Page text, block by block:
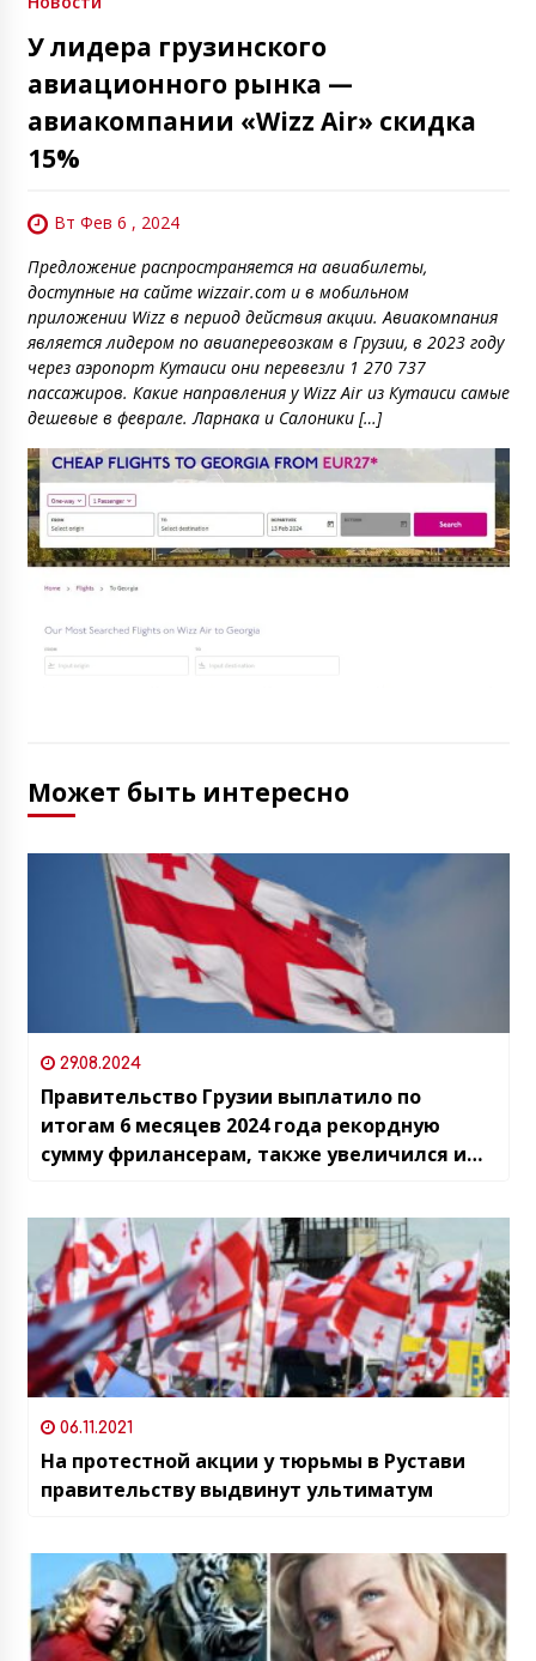
У лидера грузинского
авиационного рынка —
авиакомпании «Wizz Air» скидка
15%
Вт Фев 6 , 2024
Предложение распространяется на авиабилеты,
доступные на сайте wizzair.com и в мобильном
приложении Wizz в период действия акции. Авиакомпания
является лидером по авиаперевозкам в Грузии, в 2023 году
через аэропорт Кутаиси они перевезли 1 270 737
пассажиров. Какие направления у Wizz Air из Кутаиси самые
дешевые в феврале. Ларнака и Салоники […]
Может быть интересно
29.08.2024
Правительство Грузии выплатило по
итогам 6 месяцев 2024 года рекордную
сумму фрилансерам, также увеличился и
06.11.2021
На протестной акции у тюрьмы в Рустави
правительству выдвинут ультиматум